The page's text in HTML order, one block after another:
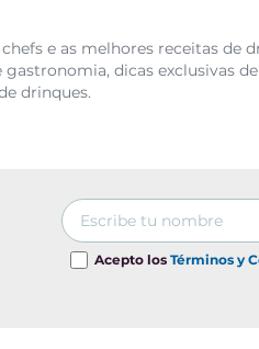
e as melhores receitas
dicas exclusivas
drinques.
Acepto los Términos y